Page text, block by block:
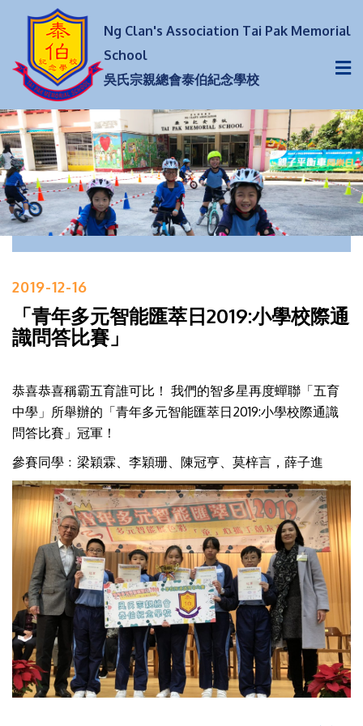
Ng Clan's Association Tai Pak Memorial
School
吳氏宗親總會泰伯紀念學校
2019-12-16
「青年多元智能匯萃日2019:小學校際通
識問答比賽」
恭喜恭喜稱霸五育誰可比！ 我們的智多星再度蟬聯「五育
中學」所舉辦的「青年多元智能匯萃日2019:小學校際通識
問答比賽」冠軍！
參賽同學﹕梁穎霖、李穎珊、陳冠亨、莫梓言，薛子進